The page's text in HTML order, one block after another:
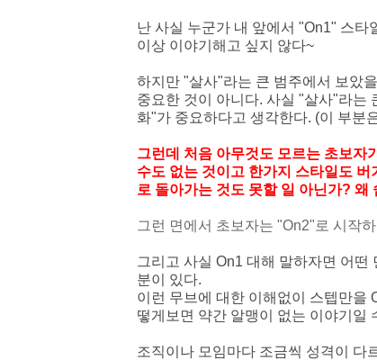
난 사실 누군가 내 앞에서 "On1" 스타
이상 이야기해고 싶지 않다~
하지만 "살사"라는 큰 범주에서 보았
중요한 것이 아니다. 사실 "살사"라는
화"가 중요하다고 생각한다. (이 부분
그런데 처음 아무것도 모르는 초보
수도 없는 것이고 한가지 스타일도
로 돌아가는 것도 못할 일 아닌가? 왜
그런 면에서 초보자는 "On2"로 시작
그리고 사실 On1 대해 말하자면 어
분이 있다.
이런 무브에 대한 이해없이 스텝만을
떻게보면 약간 알맹이 없는 이야기일
조직이나 모임마다 조금씩 성격이 다